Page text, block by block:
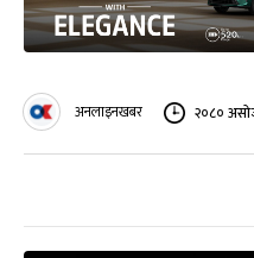
अनलाइनखबर २०८०